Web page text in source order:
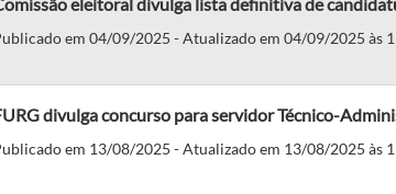
em 04/09/2025 - Atualizado em 04/09/2025 às
divulga concurso para servidor Técnico-
em 13/08/2025 - Atualizado em 13/08/2025 às